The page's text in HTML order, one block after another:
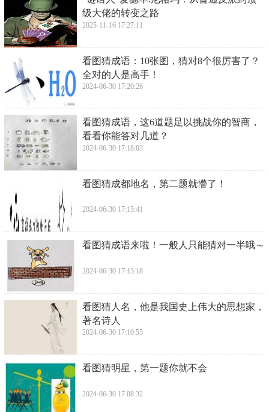
级大佬的转变之路
2025-11-16 17:27:11
​看图猜成语：10张图，猜对8个很厉害了？
全对的人是高手！
2024-06-30 17:20:26
​看图猜成语，这6道题足以挑战你的智商，
看看你能答对几道？
2024-06-30 17:18:03
​看图猜成都地名，第二题就懵了！
2024-06-30 17:15:41
​看图猜成语来啦！一般人只能猜对一半哦～
2024-06-30 17:13:18
​看图猜人名，他是我国史上伟大的思想家，
著名诗人
2024-06-30 17:10:55
​看图猜明星，第一题你就不会
2024-06-30 17:08:32